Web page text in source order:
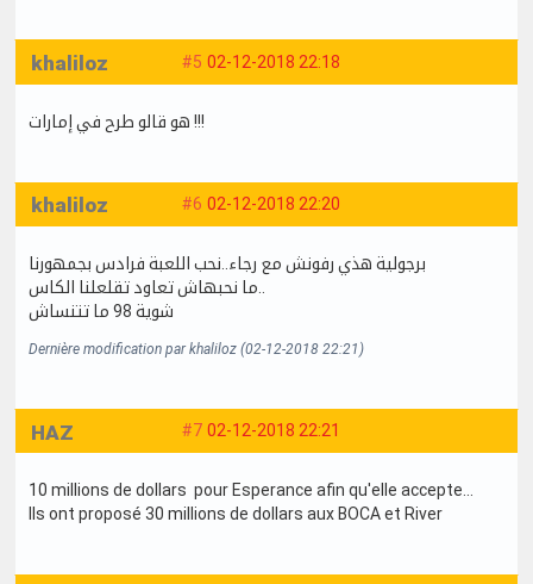
#5 02-12-2018 22:18
khaliloz
هو قالو طرح في إمارات !!!
#6 02-12-2018 22:20
khaliloz
برجولية هذي رفونش مع رجاء..نحب اللعبة فرادس بجمهورنا
شوية 98 ما تتنساش
Dernière modification par khaliloz (02-12-2018 22:21)
#7 02-12-2018 22:21
HAZ
10 millions de dollars pour Esperance afin qu'elle accepte...
Ils ont proposé 30 millions de dollars aux BOCA et River